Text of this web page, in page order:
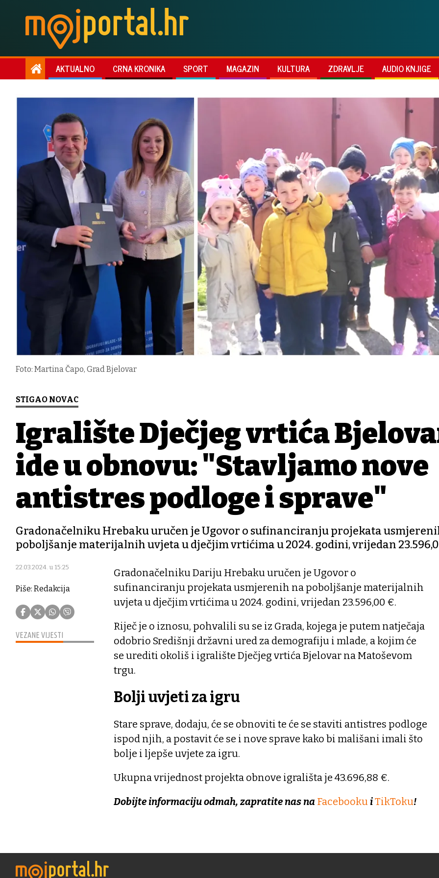
AKTUALNO CRNA KRONIKA SPORT MAGAZIN KULTURA ZDRAVLJE AUDIO KNJIGE
Foto: Martina Čapo, Grad Bjelovar
STIGAO NOVAC
Igralište Dječjeg vrtića
ide u obnovu: "Stavljamo nove
antistres podloge i sprave"
Gradonačelniku Hrebaku uručen je Ugovor o sufinanciranju projekata
poboljšanje materijalnih uvjeta u dječjim vrtićima u 2024. godini, vrijedan
22.03.2024. u 15:25
Piše: Redakcija
VEZANE VIJESTI
Gradonačelniku Dariju Hrebaku uručen je Ugovor o
sufinanciranju projekata usmjerenih na poboljšanje materijalnih
uvjeta u dječjim vrtićima u 2024. godini, vrijedan 23.596,00 €.
Riječ je o iznosu, pohvalili su se iz Grada, kojega je putem natječaja
odobrio Središnji državni ured za demografiju i mlade, a kojim će
se urediti okoliš i igralište Dječjeg vrtića Bjelovar na Matoševom
trgu.
Bolji uvjeti za igru
Stare sprave, dodaju, će se obnoviti te će se staviti antistres podloge
ispod njih, a postavit će se i nove sprave kako bi mališani imali što
bolje i ljepše uvjete za igru.
Ukupna vrijednost projekta obnove igrališta je 43.696,88 €.
Dobijte informaciju odmah, zapratite nas na Facebooku iTikToku!